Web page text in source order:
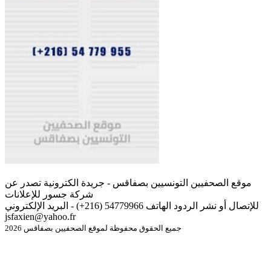
موقع الصحفيين التونسيين بصفاقس - جريدة الكترونية تصدر عن
شركة جسور للإعلانات
للإتصال أو نشر الردود الهاتف 54779966 (216+) - البريد الإلكتروني
jsfaxien@yahoo.fr
جميع الحقوق محفوظة لموقع الصحفيين بصفاقس 2026